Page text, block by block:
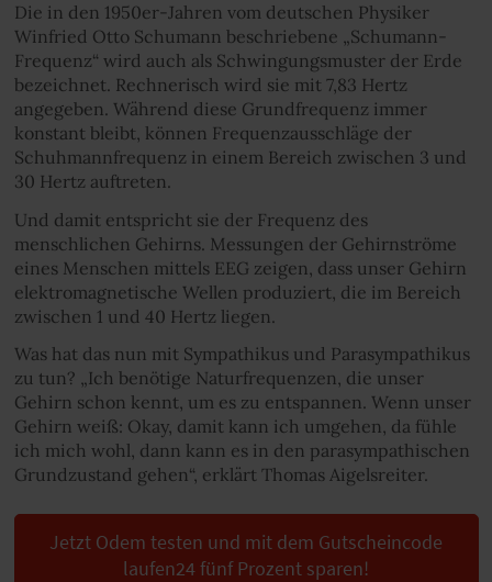
Die in den 1950er-Jahren vom deutschen Physiker
Winfried Otto Schumann beschriebene „Schumann-
Frequenz“ wird auch als Schwingungsmuster der Erde
bezeichnet. Rechnerisch wird sie mit 7,83 Hertz
angegeben. Während diese Grundfrequenz immer
konstant bleibt, können Frequenzausschläge der
Schuhmannfrequenz in einem Bereich zwischen 3 und
30 Hertz auftreten.
Und damit entspricht sie der Frequenz des
menschlichen Gehirns. Messungen der Gehirnströme
eines Menschen mittels EEG zeigen, dass unser Gehirn
elektromagnetische Wellen produziert, die im Bereich
zwischen 1 und 40 Hertz liegen.
Was hat das nun mit Sympathikus und Parasympathikus
zu tun? „Ich benötige Naturfrequenzen, die unser
Gehirn schon kennt, um es zu entspannen. Wenn unser
Gehirn weiß: Okay, damit kann ich umgehen, da fühle
ich mich wohl, dann kann es in den parasympathischen
Grundzustand gehen“, erklärt Thomas Aigelsreiter.
Jetzt Odem testen und mit dem Gutscheincode
laufen24 fünf Prozent sparen!